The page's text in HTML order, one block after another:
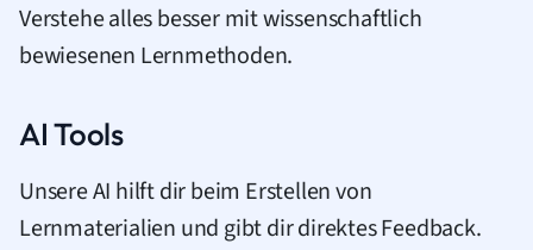
Verstehe alles besser mit wissenschaftlich
bewiesenen Lernmethoden.
AI Tools
Unsere AI hilft dir beim Erstellen von
Lernmaterialien und gibt dir direktes Feedback.